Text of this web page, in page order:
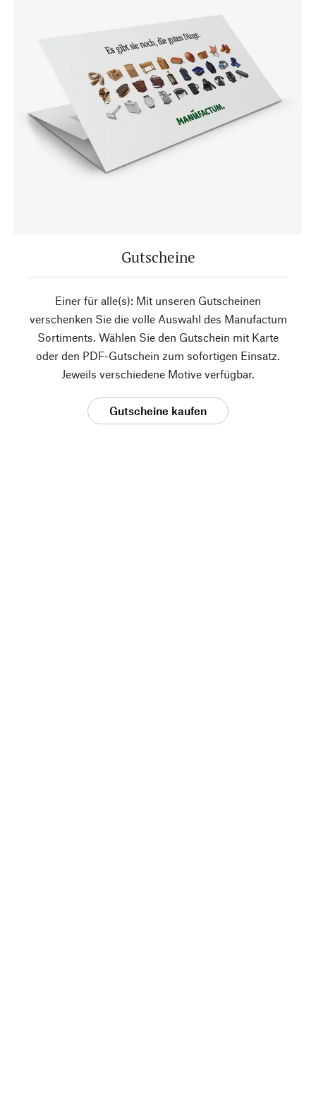
Gutscheine
Einer für alle(s): Mit unseren Gutscheinen
verschenken Sie die volle Auswahl des Manufactum
Sortiments. Wählen Sie den Gutschein mit Karte
oder den PDF-Gutschein zum sofortigen Einsatz.
Jeweils verschiedene Motive verfügbar.
Gutscheine kaufen